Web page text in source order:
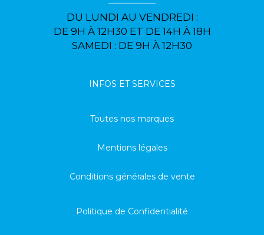
DU LUNDI AU VENDREDI :
DE 9H À 12H30 ET DE 14H À 18H
SAMEDI : DE 9H À 12H30
INFOS ET SERVICES
Toutes nos marques
Mentions légales
Conditions générales de vente
Politique de Confidentialité